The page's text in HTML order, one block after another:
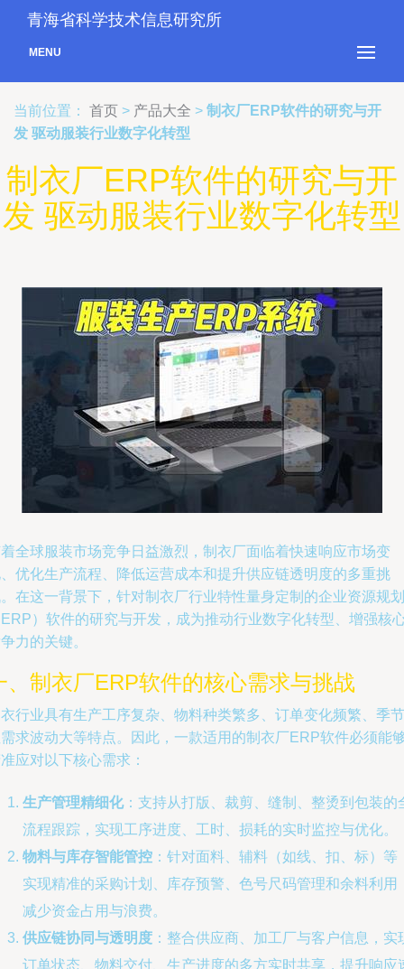
青海省科学技术信息研究所
MENU
当前位置： 首页 > 产品大全 > 制衣厂ERP软件的研究与开
发 驱动服装行业数字化转型
制衣厂ERP软件的研究与开
发 驱动服装行业数字化转型
全球服装市场竞争日益激烈，制衣厂面临着快速响应市场变
优化生产流程、降低运营成本和提升供应链透明度的多重挑
在这一背景下，针对制衣厂行业特性量身定制的企业资源规划
）软件的研究与开发，成为推动行业数字化转型、增强核
力的关键。
、制衣厂ERP软件的核心需求与挑战
行业具有生产工序复杂、物料种类繁多、订单变化频繁、季节
求波动大等特点。因此，一款适用的制衣厂ERP软件必须能
应对以下核心需求：
生产管理精细化：支持从打版、裁剪、缝制、整烫到包装的
流程跟踪，实现工序进度、工时、损耗的实时监控与优化。
物料与库存智能管控 ：针对面料、辅料（如线、扣、标）等
实现精准的采购计划、库存预警、色号尺码管理和余料利用
减少资金占用与浪费。
供应链协同与透明度 ：整合供应商、加工厂与客户信息，实
订单状态、物料交付、生产进度的多方实时共享，提升响应